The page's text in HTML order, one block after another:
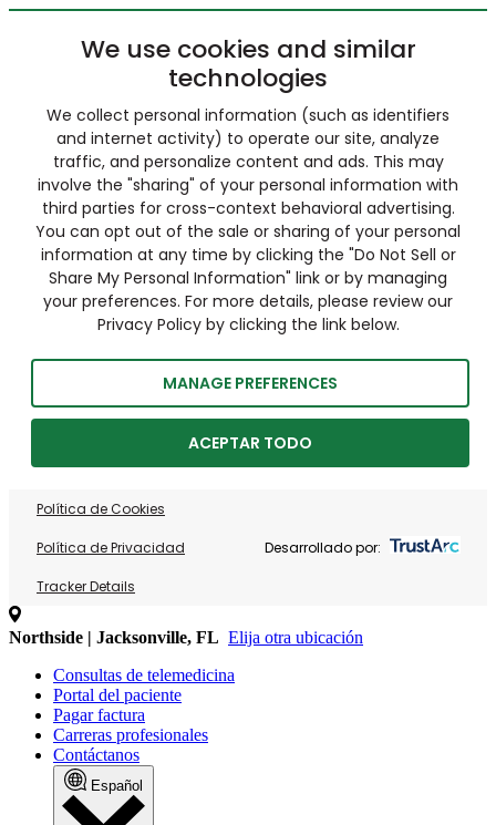
We use cookies and similar
technologies
We collect personal information (such as identifiers
and internet activity) to operate our site, analyze
traffic, and personalize content and ads. This may
involve the "sharing" of your personal information with
third parties for cross-context behavioral advertising.
You can opt out of the sale or sharing of your personal
information at any time by clicking the "Do Not Sell or
Share My Personal Information" link or by managing
your preferences. For more details, please review our
Privacy Policy by clicking the link below.
MANAGE PREFERENCES
ACEPTAR TODO
Política de Cookies
Política de Privacidad
Tracker Details
Desarrollado por:
Northside | Jacksonville, FL Elija otra ubicación
Consultas de telemedicina
Portal del paciente
Pagar factura
Carreras profesionales
Contáctanos
Español